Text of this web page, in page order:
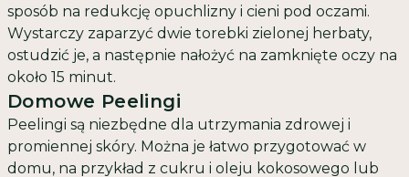
sposób na redukcję opuchlizny i cieni pod oczami.
Wystarczy zaparzyć dwie torebki zielonej herbaty,
ostudzić je, a następnie nałożyć na zamknięte oczy na
około 15 minut.
Domowe Peelingi
Peelingi są niezbędne dla utrzymania zdrowej i
promiennej skóry. Można je łatwo przygotować w
domu, na przykład z cukru i oleju kokosowego lub